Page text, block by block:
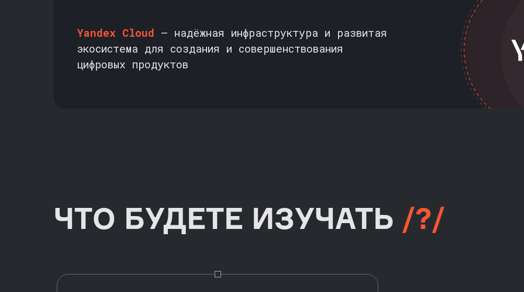
Yandex Cloud — надёжная инфраструктура и развитая
экосистема для создания и совершенствования
цифровых продуктов
ЧТО БУДЕТЕ ИЗУЧАТЬ /?/